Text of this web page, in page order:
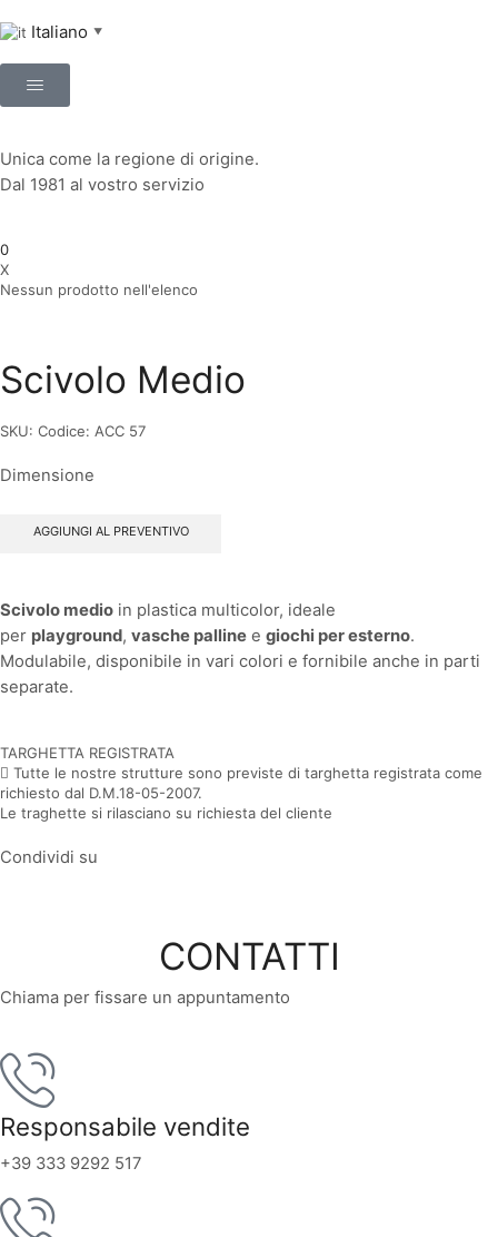
Italiano ▼
Unica come la regione di origine.
Dal 1981 al vostro servizio
0
X
Nessun prodotto nell'elenco
Scivolo Medio
SKU: Codice: ACC 57
Dimensione
AGGIUNGI AL PREVENTIVO
Scivolo medio in plastica multicolor, ideale
per playground, vasche palline e giochi per esterno.
Modulabile, disponibile in vari colori e fornibile anche in parti
separate.
TARGHETTA REGISTRATA
Tutte le nostre strutture sono previste di targhetta registrata come
richiesto dal D.M.18-05-2007.
Le traghette si rilasciano su richiesta del cliente
Condividi su
CONTATTI
Chiama per fissare un appuntamento
Responsabile vendite
+39 333 9292 517